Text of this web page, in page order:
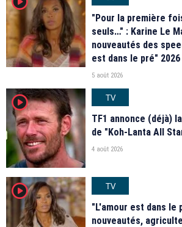
"Pour la première
seuls…" : Karine Le
nouveautés des
est dans le pré" 2026
5 août 2026
player2
TV
TF1 annonce (déjà)
de "Koh-Lanta All
4 août 2026
player2
TV
"L'amour est dans le
nouveautés,